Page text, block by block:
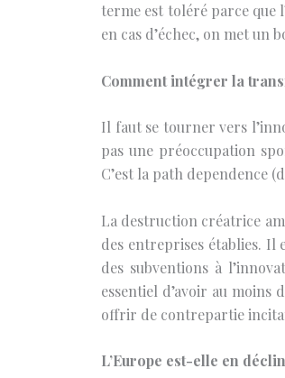
terme est toléré parce que
en cas d’échec, on met un
Comment intégrer la
Il faut se tourner vers
pas une préoccupation
C’est la path dependence
La destruction créatrice
des entreprises établies. Il
des subventions à
essentiel d’avoir au
offrir de contrepartie
L’Europe est-elle en